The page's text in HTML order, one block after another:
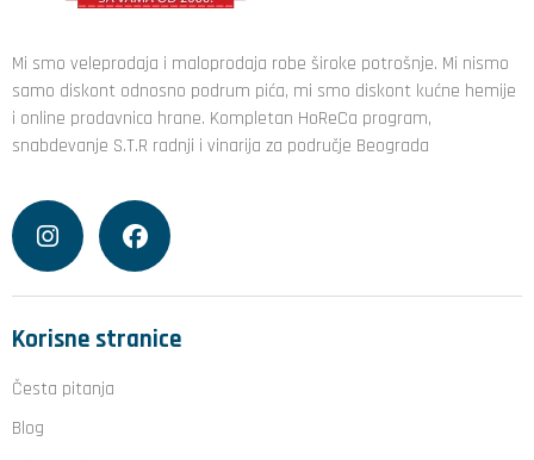
Mi smo veleprodaja i maloprodaja robe široke potrošnje. Mi nismo
samo diskont odnosno podrum pića, mi smo diskont kućne hemije
i online prodavnica hrane. Kompletan HoReCa program,
snabdevanje S.T.R radnji i vinarija za područje Beograda
Korisne stranice
Česta pitanja
Blog